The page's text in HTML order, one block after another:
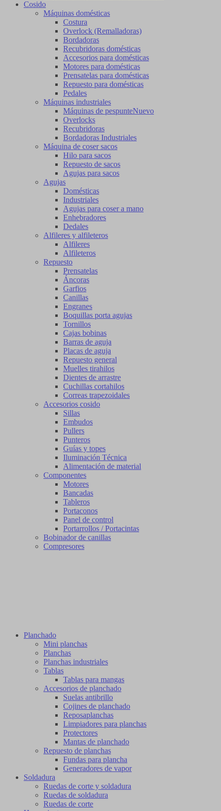
Cosido
Máquinas domésticas
Costura
Overlock (Remalladoras)
Bordadoras
Recubridoras domésticas
Accesorios para domésticas
Motores para domésticas
Prensatelas para domésticas
Repuesto para domésticas
Pedales
Máquinas industriales
Máquinas de pespunteNuevo
Overlocks
Recubridoras
Bordadoras Industriales
Máquina de coser sacos
Hilo para sacos
Repuesto de sacos
Agujas para sacos
Agujas
Domésticas
Industriales
Agujas para coser a mano
Enhebradores
Dedales
Alfileres y alfileteros
Alfileres
Alfileteros
Repuesto
Prensatelas
Áncoras
Garfios
Canillas
Engranes
Boquillas porta agujas
Tornillos
Cajas bobinas
Barras de aguja
Placas de aguja
Repuesto general
Muelles tirahilos
Dientes de arrastre
Cuchillas cortahilos
Correas trapezoidales
Accesorios cosido
Sillas
Embudos
Pullers
Punteros
Guías y topes
Iluminación Técnica
Alimentación de material
Componentes
Motores
Bancadas
Tableros
Portaconos
Panel de control
Portarrollos / Portacintas
Bobinador de canillas
Compresores
Planchado
Mini planchas
Planchas
Planchas industriales
Tablas
Tablas para mangas
Accesorios de planchado
Suelas antibrillo
Cojines de planchado
Reposaplanchas
Limpiadores para planchas
Protectores
Mantas de planchado
Repuesto de planchas
Fundas para plancha
Generadores de vapor
Soldadura
Ruedas de corte y soldadura
Ruedas de soldadura
Ruedas de corte